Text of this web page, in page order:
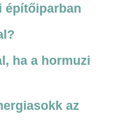
építőiparban
ha a hormuzi
az